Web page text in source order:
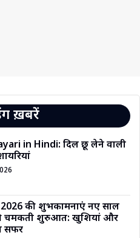
ख़बरें
in Hindi: दिल छू लेने वाली
की शुभकामनाएं नए साल
चमकती शुरुआत: खुशियां और
सफर